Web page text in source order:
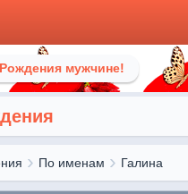
мужчине!
По именам Галина